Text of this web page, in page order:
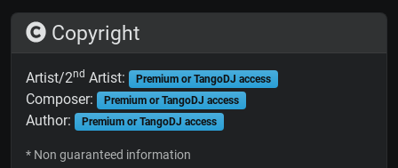
Copyright
Artist/2nd Artist: Premium or TangoDJ access
Composer: Premium or TangoDJ access
Author: Premium or TangoDJ access
* Non guaranteed information